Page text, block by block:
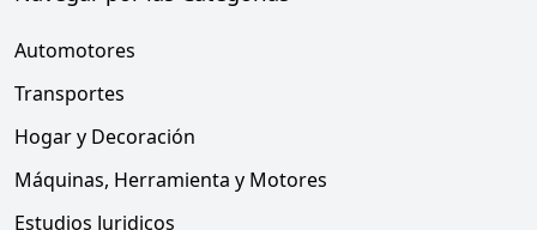
Automotores
Transportes
Hogar y Decoración
Máquinas, Herramienta y Motores
Estudios Juridicos